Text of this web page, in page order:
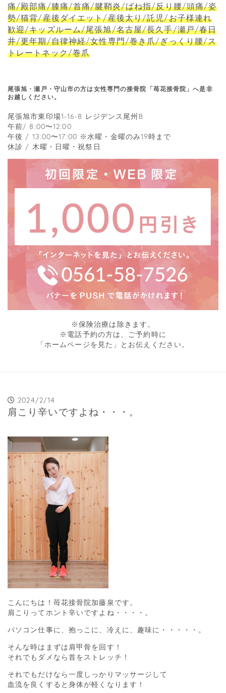
痛/殿部痛/膝痛/首痛/腱鞘炎/ばね指/反り腰/頭痛/姿
勢/猫背/産後ダイエット/産後太り/託児/お子様連れ
歓迎/キッズルーム/尾張旭/名古屋/長久手/瀬戸/春日
井/更年期/自律神経/女性専門/巻き爪/ぎっくり腰/ス
トレートネック/巻爪
尾張旭・瀬戸・守山市の方は女性専門の接骨院「苺花接骨院」へ是非
お越しください。
尾張旭市東印場1-16-8 レジデンス尾州B
午前/ 8:00〜12:00
午後 / 13:00〜17:00 ※水曜・金曜のみ19時まで
休診 / 木曜・日曜・祝祭日
※保険治療は除きます。
※電話予約の方は、ご予約時に
「ホームページを見た」とお伝えください。
2024/2/14
肩こり辛いですよね・・・。
こんにちは！苺花接骨院加藤泉です。
肩こりってホント辛いですよね・・・・。
パソコン仕事に、抱っこに、冷えに、趣味に・・・・・。
そんな時はまずは肩甲骨を回す！
それでもダメなら首をストレッチ！
それでもだけなら一度しっかりマッサージして
血流を良くすると身体が軽くなります！